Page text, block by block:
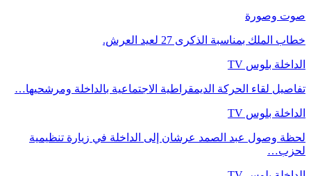
صوت وصورة
خطاب الملك بمناسبة الذكرى 27 لعيد العرش.
الداخلة بلوس TV
تفاصيل لقاء الحركة الديمقراطية الاجتماعية بالداخلة ومرشحيها…
الداخلة بلوس TV
لحظة وصول عبد الصمد عرشان إلى الداخلة في زيارة تنظيمية
لحزب…